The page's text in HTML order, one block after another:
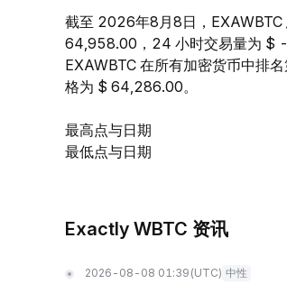
截至 2026年8月8日，
64,958.00，24 小时交易量为 $
EXAWBTC 在所有加密货币中排
格为 $ 64,286.00。
最高点与日期
最低点与日期
Exactly WBTC 资讯
2026-08-08 01:39 (UTC) 中性